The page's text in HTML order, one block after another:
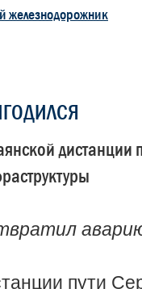
железнодорожник
дистанции
пути